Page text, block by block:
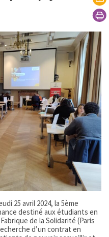
25 avril 2024, la 5ème
destiné aux étudiants en
de la Solidarité (Paris
d’un contrat en